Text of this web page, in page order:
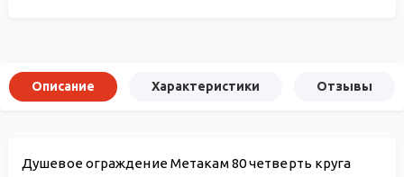
Описание Характеристики Отзывы
Душевое ограждение Метакам 80 четверть круга